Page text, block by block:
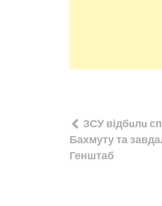
Навігація
записів
ЗСУ відбuлu
Бахмуту та
Генштаб